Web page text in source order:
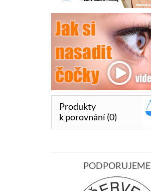
Produkty
k porovnání (0)
PODPORUJEME